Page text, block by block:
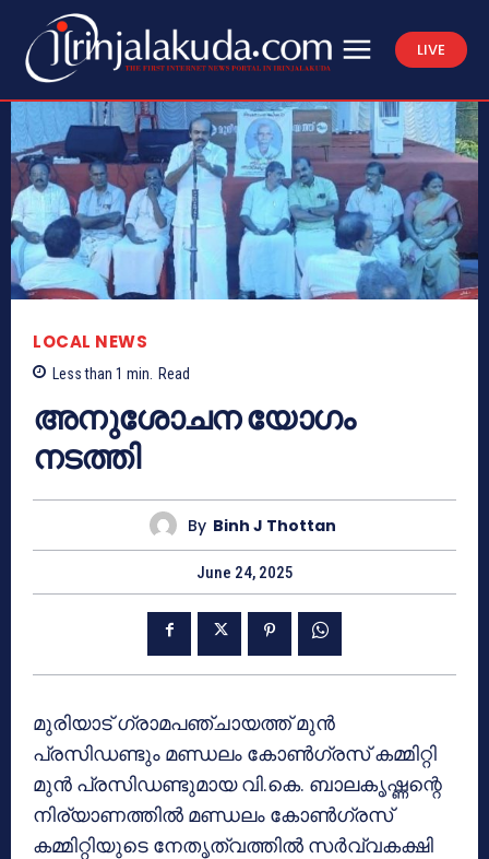
LIVE
LOCAL NEWS
Less than 1 min. Read
അനുശോചന യോഗം
നടത്തി
By Binh J Thottan
June 24, 2025
മുരിയാട് ഗ്രാമപഞ്ചായത്ത് മുൻ
പ്രസിഡണ്ടും മണ്ഡലം കോൺഗ്രസ് കമ്മിറ്റി
മുൻ പ്രസിഡണ്ടുമായ വി.കെ. ബാലകൃഷ്ണന്റെ
നിര്യാണത്തിൽ മണ്ഡലം കോൺഗ്രസ്
കമ്മിറ്റിയുടെ നേതൃത്വത്തിൽ സർവ്വകക്ഷി